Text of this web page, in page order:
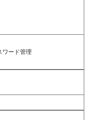
ワード管理